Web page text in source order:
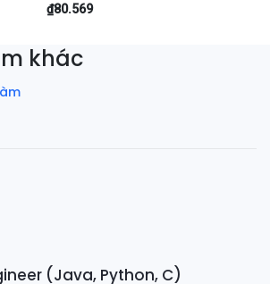
₫80.569
khác
(Java, Python, C)